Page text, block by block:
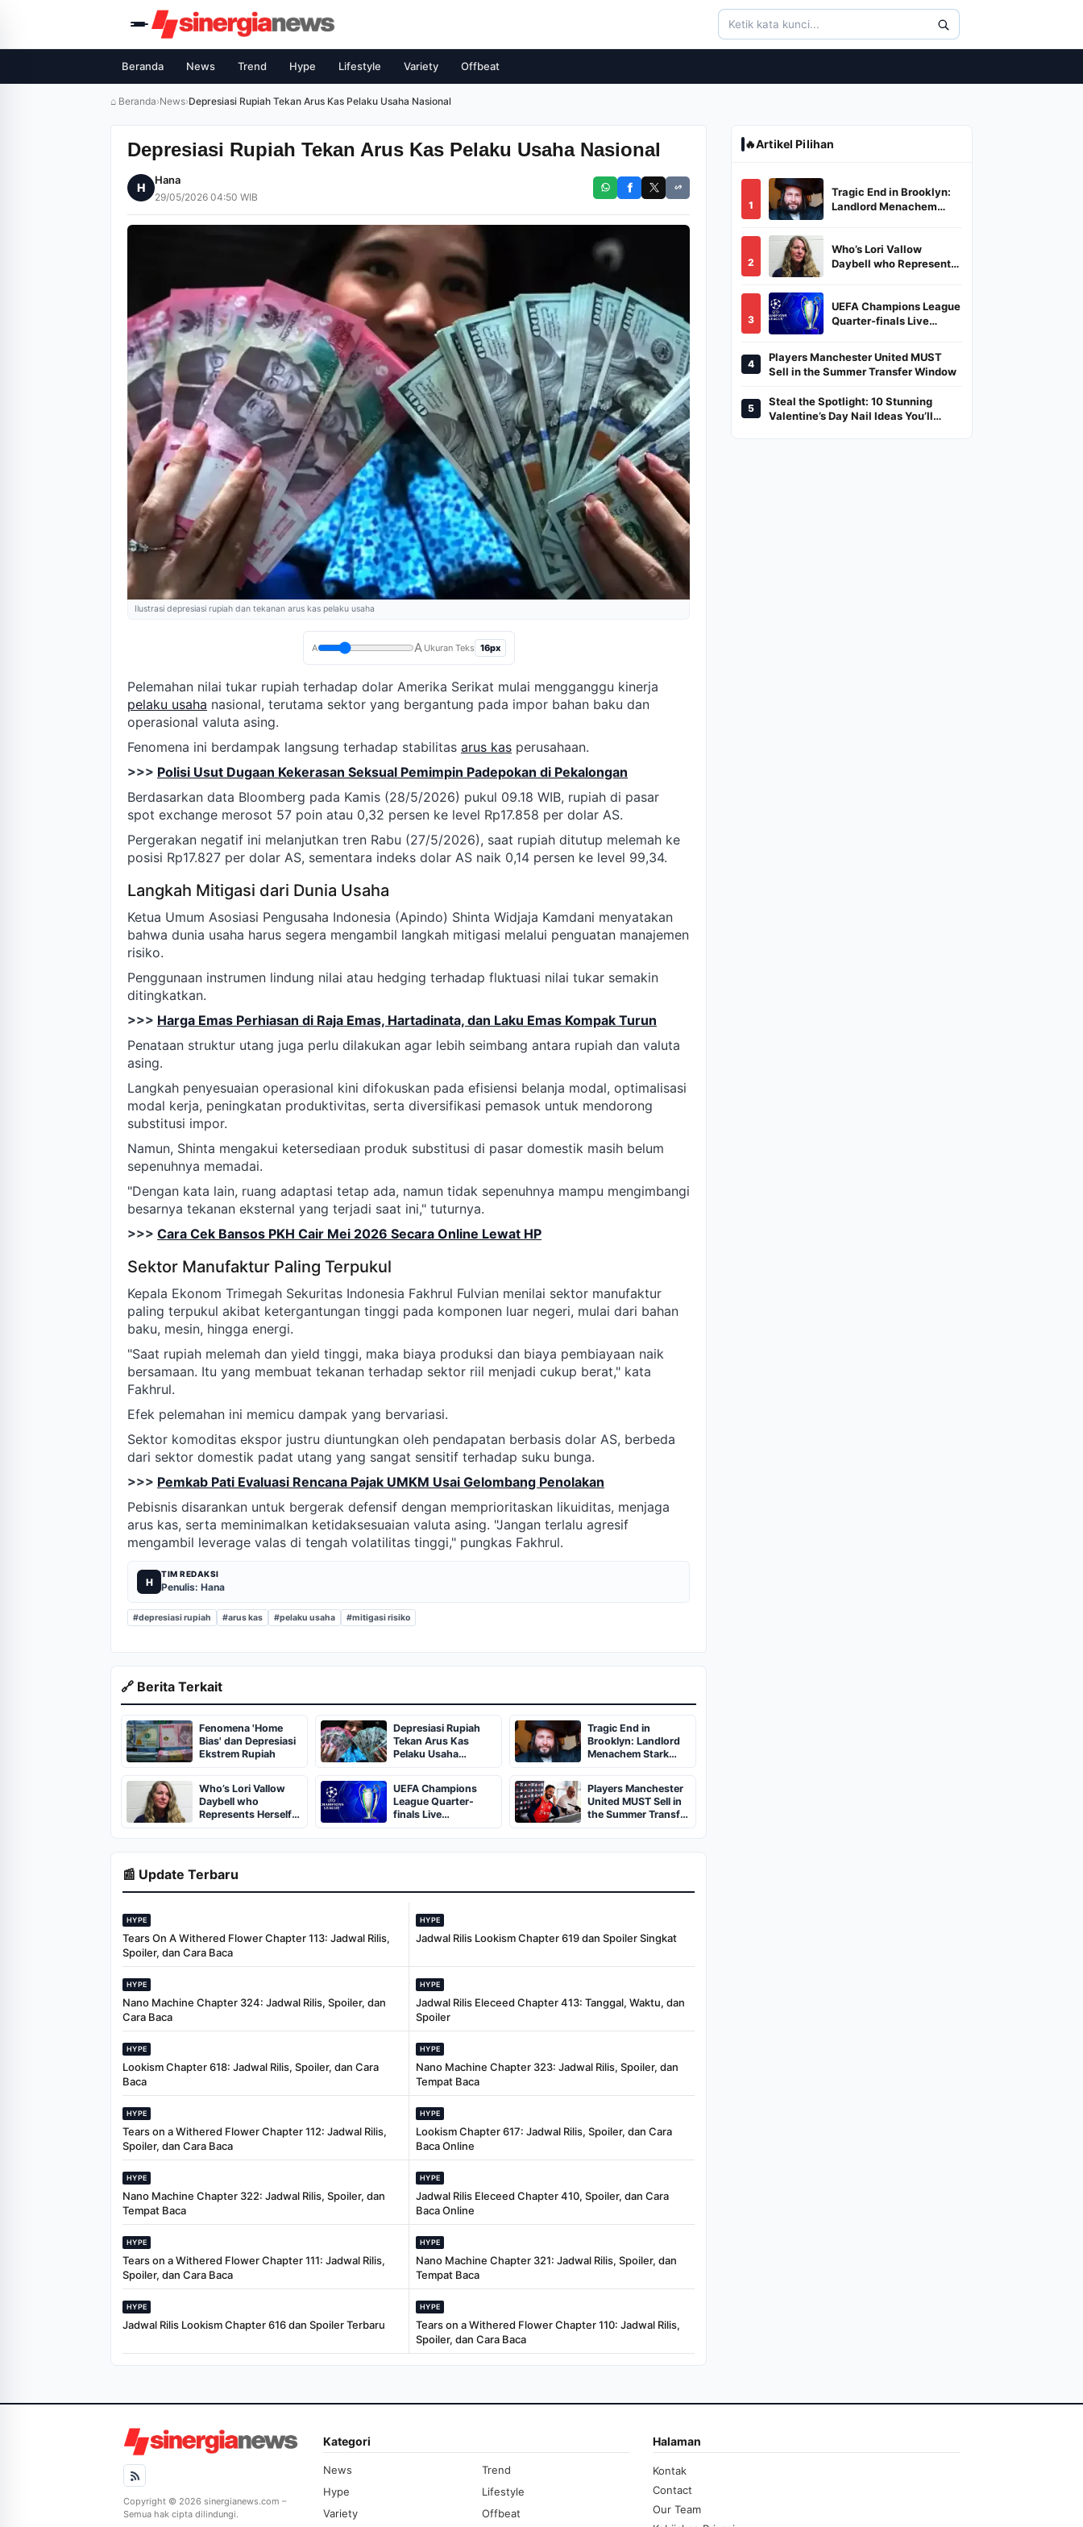
Beranda News Trend Hype Lifestyle Variety Offbeat
⌂ Beranda›News›Depresiasi Rupiah Tekan Arus Kas Pelaku Usaha Nasional
Depresiasi Rupiah Tekan Arus Kas Pelaku Usaha Nasional
H
Hana
29/05/2026 04:50 WIB
Ilustrasi depresiasi rupiah dan tekanan arus kas pelaku usaha
A A Ukuran Teks 16px
Pelemahan nilai tukar rupiah terhadap dolar Amerika Serikat mulai mengganggu kinerja
pelaku usaha nasional, terutama sektor yang bergantung pada impor bahan baku dan
operasional valuta asing.
Fenomena ini berdampak langsung terhadap stabilitas arus kas perusahaan.
>>> Polisi Usut Dugaan Kekerasan Seksual Pemimpin Padepokan di Pekalongan
Berdasarkan data Bloomberg pada Kamis (28/5/2026) pukul 09.18 WIB, rupiah di pasar
spot exchange merosot 57 poin atau 0,32 persen ke level Rp17.858 per dolar AS.
Pergerakan negatif ini melanjutkan tren Rabu (27/5/2026), saat rupiah ditutup melemah ke
posisi Rp17.827 per dolar AS, sementara indeks dolar AS naik 0,14 persen ke level 99,34.
Langkah Mitigasi dari Dunia Usaha
Ketua Umum Asosiasi Pengusaha Indonesia (Apindo) Shinta Widjaja Kamdani menyatakan
bahwa dunia usaha harus segera mengambil langkah mitigasi melalui penguatan manajemen
risiko.
Penggunaan instrumen lindung nilai atau hedging terhadap fluktuasi nilai tukar semakin
ditingkatkan.
>>> Harga Emas Perhiasan di Raja Emas, Hartadinata, dan Laku Emas Kompak Turun
Penataan struktur utang juga perlu dilakukan agar lebih seimbang antara rupiah dan valuta
asing.
Langkah penyesuaian operasional kini difokuskan pada efisiensi belanja modal, optimalisasi
modal kerja, peningkatan produktivitas, serta diversifikasi pemasok untuk mendorong
substitusi impor.
Namun, Shinta mengakui ketersediaan produk substitusi di pasar domestik masih belum
sepenuhnya memadai.
"Dengan kata lain, ruang adaptasi tetap ada, namun tidak sepenuhnya mampu mengimbangi
besarnya tekanan eksternal yang terjadi saat ini," tuturnya.
>>> Cara Cek Bansos PKH Cair Mei 2026 Secara Online Lewat HP
Sektor Manufaktur Paling Terpukul
Kepala Ekonom Trimegah Sekuritas Indonesia Fakhrul Fulvian menilai sektor manufaktur
paling terpukul akibat ketergantungan tinggi pada komponen luar negeri, mulai dari bahan
baku, mesin, hingga energi.
"Saat rupiah melemah dan yield tinggi, maka biaya produksi dan biaya pembiayaan naik
bersamaan. Itu yang membuat tekanan terhadap sektor riil menjadi cukup berat," kata
Fakhrul.
Efek pelemahan ini memicu dampak yang bervariasi.
Sektor komoditas ekspor justru diuntungkan oleh pendapatan berbasis dolar AS, berbeda
dari sektor domestik padat utang yang sangat sensitif terhadap suku bunga.
>>> Pemkab Pati Evaluasi Rencana Pajak UMKM Usai Gelombang Penolakan
Pebisnis disarankan untuk bergerak defensif dengan memprioritaskan likuiditas, menjaga
arus kas, serta meminimalkan ketidaksesuaian valuta asing. "Jangan terlalu agresif
mengambil leverage valas di tengah volatilitas tinggi," pungkas Fakhrul.
H
TIM REDAKSI
Penulis: Hana
#depresiasi rupiah #arus kas #pelaku usaha #mitigasi risiko
🔗 Berita Terkait
Fenomena 'Home
Bias' dan Depresiasi
Ekstrem Rupiah
Depresiasi Rupiah
Tekan Arus Kas
Pelaku Usaha
Nasional
Tragic End in
Brooklyn: Landlord
Menachem Stark
Abducted,
Suffocated, and Left
Burned in a
Dumpster
Who’s Lori Vallow
Daybell who
Represents Herself
in Fourth Husband's
Murder Trial
UEFA Champions
League Quarter-
finals Live
Streaming: Leg 1
Fixtures, Timings,
When And Where To
Players Manchester
United MUST Sell in
the Summer Transfer
Window
📰 Update Terbaru
HYPE
Tears On A Withered Flower Chapter 113: Jadwal Rilis,
Spoiler, dan Cara Baca
HYPE
Jadwal Rilis Lookism Chapter 619 dan Spoiler Singkat
HYPE
Nano Machine Chapter 324: Jadwal Rilis, Spoiler, dan
Cara Baca
HYPE
Jadwal Rilis Eleceed Chapter 413: Tanggal, Waktu, dan
Spoiler
HYPE
Lookism Chapter 618: Jadwal Rilis, Spoiler, dan Cara
Baca
HYPE
Nano Machine Chapter 323: Jadwal Rilis, Spoiler, dan
Tempat Baca
HYPE
Tears on a Withered Flower Chapter 112: Jadwal Rilis,
Spoiler, dan Cara Baca
HYPE
Lookism Chapter 617: Jadwal Rilis, Spoiler, dan Cara
Baca Online
HYPE
Nano Machine Chapter 322: Jadwal Rilis, Spoiler, dan
Tempat Baca
HYPE
Jadwal Rilis Eleceed Chapter 410, Spoiler, dan Cara
Baca Online
HYPE
Tears on a Withered Flower Chapter 111: Jadwal Rilis,
Spoiler, dan Cara Baca
HYPE
Nano Machine Chapter 321: Jadwal Rilis, Spoiler, dan
Tempat Baca
HYPE
Jadwal Rilis Lookism Chapter 616 dan Spoiler Terbaru
HYPE
Tears on a Withered Flower Chapter 110: Jadwal Rilis,
Spoiler, dan Cara Baca
🔥Artikel Pilihan
1
Tragic End in Brooklyn:
Landlord Menachem
Burned in a Dumpster
2
Who’s Lori Vallow
Daybell who Represents
3
UEFA Champions League
Quarter-finals Live
And Where To Watch
4
Players Manchester United MUST
Sell in the Summer Transfer Window
5
Steal the Spotlight: 10 Stunning
Valentine’s Day Nail Ideas You’ll
Copyright © 2026 sinergianews.com –
Semua hak cipta dilindungi.
Kategori
News
Trend
Hype
Lifestyle
Variety
Offbeat
Halaman
Kontak
Contact
Our Team